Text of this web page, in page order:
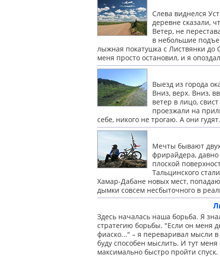
Слева виднелся
деревне сказали,
Ветер, не
в небольшие
лыжная покатушка с Листвянки до
меня просто остановил, и я
Выезд из города
Вниз, верх. Вниз,
ветер в лицо,
проезжали на
себе, никого не трогаю. А они
Мечты бывают
фрирайдера, давно
плоской
Тальцинского
Хамар-Дабане новых мест,
дымки совсем несбыточного в
Здесь началась наша борьба. Я
стратегию борьбы. "Если он меня
фиаско..." – я переваривал мысли
буду способен мыслить. И тут меня
максимально быстро пройти